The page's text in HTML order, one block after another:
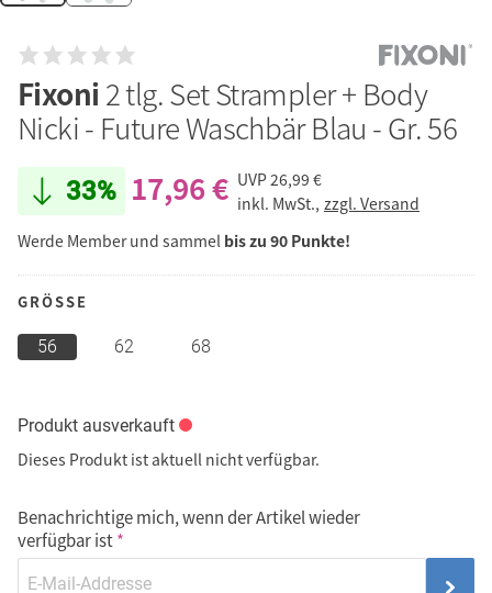
Fixoni2 tlg. Set Strampler + Body
Nicki - Future Waschbär Blau - Gr. 56
33% 17,96 € UVP26,99 €
inkl. MwSt., zzgl. Versand
Werde Member und sammel bis zu 90 Punkte!
GRÖSSE
56 62 68
Produkt ausverkauft
Dieses Produkt ist aktuell nicht verfügbar.
Benachrichtige mich, wenn der Artikel wieder
verfügbar ist